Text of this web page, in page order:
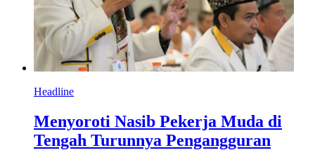
Headline
Menyoroti Nasib Pekerja Muda di
Tengah Turunnya Pengangguran